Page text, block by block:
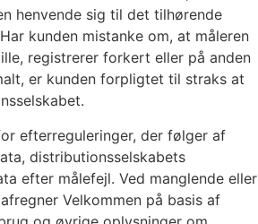
henvende sig til det tilhørende
kunden mistanke om, at måleren
registrerer forkert eller på anden
er kunden forpligtet til straks at
efterreguleringer, der følger af
distributionsselskabets
efter målefejl. Ved manglende eller
Velkommen på basis af